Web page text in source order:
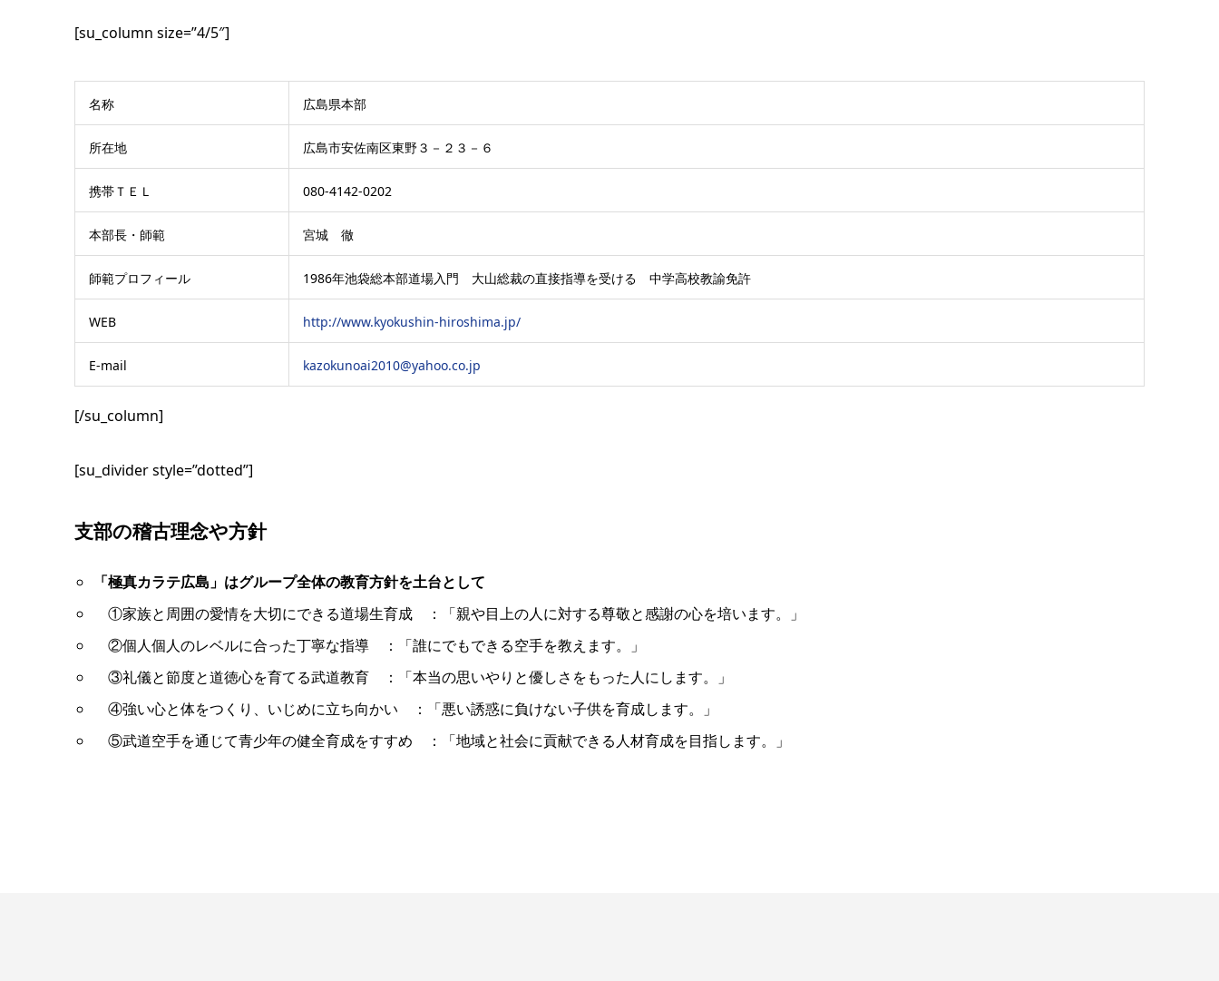
[su_column size=”4/5″]
名称 広島県本部
所在地 広島市安佐南区東野３－２３－６
携帯ＴＥＬ 080-4142-0202
本部長・師範 宮城 徹
師範プロフィール 1986年池袋総本部道場入門 大山総裁の直接指導を受ける 中学高校教諭免許
WEB http://www.kyokushin-hiroshima.jp/
E-mail kazokunoai2010@yahoo.co.jp
[/su_column]
[su_divider style=”dotted”]
支部の稽古理念や方針
「極真カラテ広島」はグループ全体の教育方針を土台として
①家族と周囲の愛情を大切にできる道場生育成 ：「親や目上の人に対する尊敬と感謝の心を培います。」
②個人個人のレベルに合った丁寧な指導 ：「誰にでもできる空手を教えます。」
③礼儀と節度と道徳心を育てる武道教育 ：「本当の思いやりと優しさをもった人にします。」
④強い心と体をつくり、いじめに立ち向かい ：「悪い誘惑に負けない子供を育成します。」
⑤武道空手を通じて青少年の健全育成をすすめ ：「地域と社会に貢献できる人材育成を目指します。」